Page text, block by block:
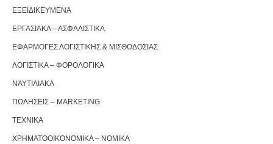
ΕΞΕΙΔΙΚΕΥΜΕΝΑ
ΕΡΓΑΣΙΑΚΑ – ΑΣΦΑΛΙΣΤΙΚΑ
ΕΦΑΡΜΟΓΕΣ ΛΟΓΙΣΤΙΚΗΣ & ΜΙΣΘΟΔΟΣΙΑΣ
ΛΟΓΙΣΤΙΚΑ – ΦΟΡΟΛΟΓΙΚΑ
ΝΑΥΤΙΛΙΑΚΑ
ΠΩΛΗΣΕΙΣ – MARKETING
ΤΕΧΝΙΚΑ
ΧΡΗΜΑΤΟΟΙΚΟΝΟΜΙΚΑ – ΝΟΜΙΚΑ